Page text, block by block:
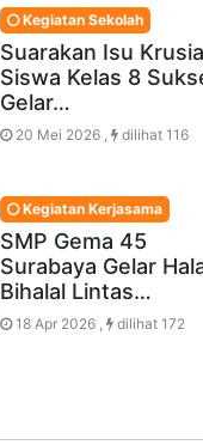
Kegiatan Sekolah
Suarakan Isu
Siswa Kelas 8
Gelar…
20 Mei 2026 , dilihat 116
Kegiatan Kerjasama
SMP Gema 45
Surabaya Gelar
Bihalal Lintas…
18 Apr 2026 , dilihat 172